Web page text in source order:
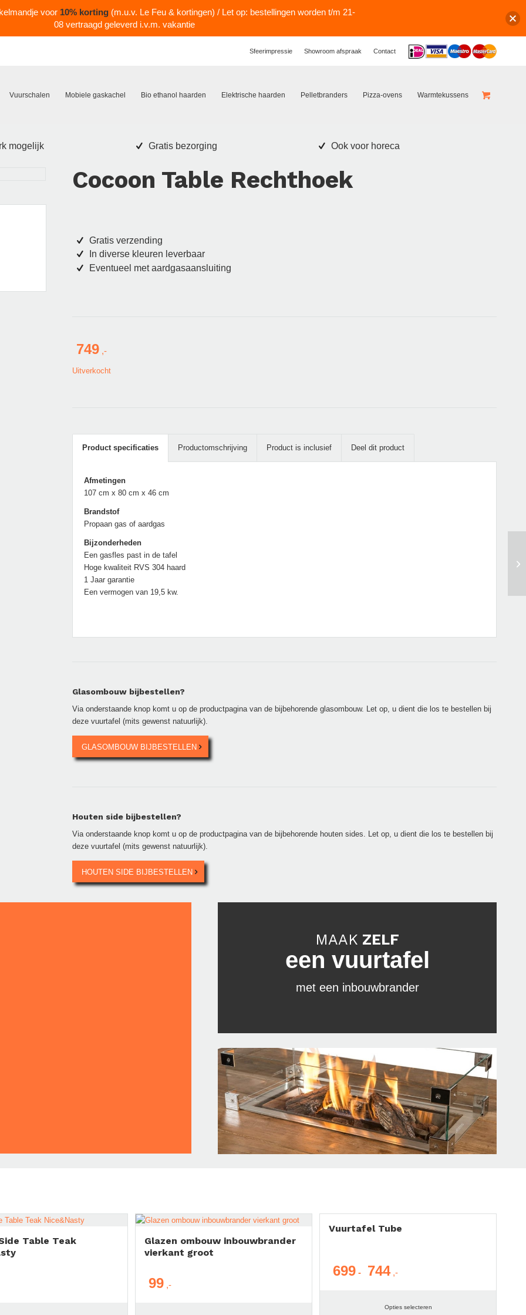
Sfeerimpressie Showroom afspraak Contact Logos
Vuurschalen Mobiele gaskachel Bio ethanol haarden Elektrische haarden Pelletbranders Pizza-ovens Warmtekussens
mogelijk Gratis bezorging Ook voor horeca
Cocoon Table Rechthoek
Gratis verzending
In diverse kleuren leverbaar
Eventueel met aardgasaansluiting
749
Uitverkocht
Product specificaties Productomschrijving Product is inclusief Deel dit product
Afmetingen
107 cm x 80 cm x 46 cm
Brandstof
Propaan gas of aardgas
Bijzonderheden
Een gasfles past in de tafel
Hoge kwaliteit RVS 304 haard
1 Jaar garantie
Een vermogen van 19,5 kw.
Glasombouw bijbestellen?
Via onderstaande knop komt u op de productpagina van de bijbehorende glasombouw. Let op, u dient die los te bestellen bij
deze vuurtafel (mits gewenst natuurlijk).
GLASOMBOUW BIJBESTELLEN
Houten side bijbestellen?
Via onderstaande knop komt u op de productpagina van de bijbehorende houten sides. Let op, u dient die los te bestellen bij
deze vuurtafel (mits gewenst natuurlijk).
HOUTEN SIDE BIJBESTELLEN
MAAK ZELF
een vuurtafel
met een inbouwbrander
Table Teak
Glazen ombouw inbouwbrander
vierkant groot
99
Vuurtafel Tube
699 - 744Prijsklasse:
€ 744
Opties selecteren
voor 10% korting (m.u.v. Le Feu & kortingen) / Let op: bestellingen worden t/m 21-
08 vertraagd geleverd i.v.m. vakantie